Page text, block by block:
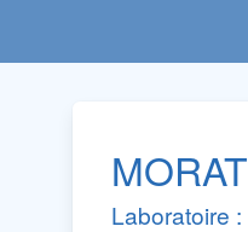
Laboratoire